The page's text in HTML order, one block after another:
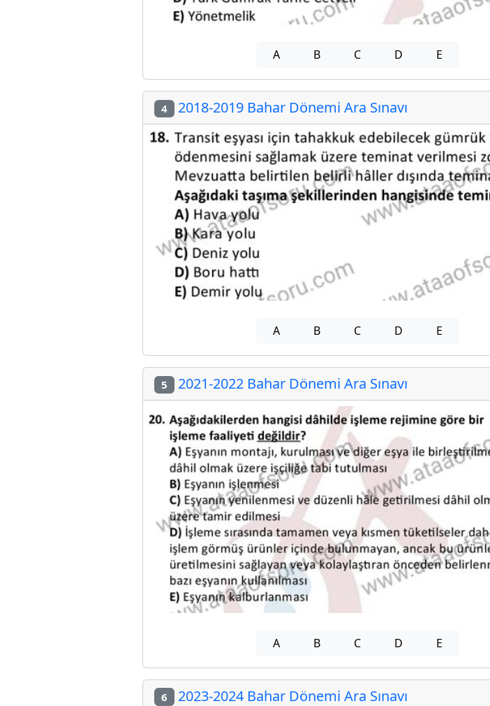
A B C D E
4 2018-2019 Bahar Dönemi Ara Sınavı
A B C D E
5 2021-2022 Bahar Dönemi Ara Sınavı
A B C D E
6 2023-2024 Bahar Dönemi Ara Sınavı